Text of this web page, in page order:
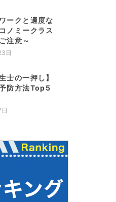
ークと適度な
ノミークラス
注意～
日
士の一押し】
防方法Top5